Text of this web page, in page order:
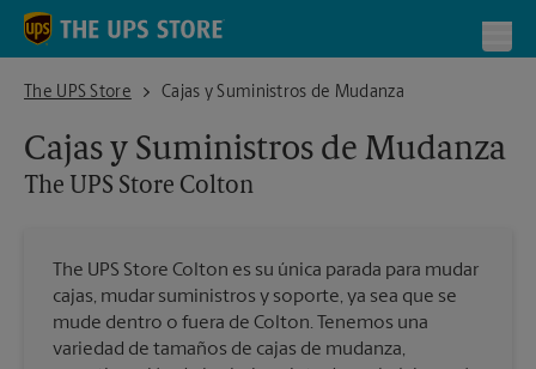
Skip to content
Return to Nav
The UPS Store
The UPS Store ColtonCajas y Suministros de Mudanza
Cajas y Suministros de Mudanza
The UPS Store Colton
The UPS Store Colton es su única parada para mudar
cajas, mudar suministros y soporte, ya sea que se
mude dentro o fuera de Colton. Tenemos una
variedad de tamaños de cajas de mudanza,